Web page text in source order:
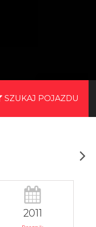
SZUKAJ POJAZDU
2011